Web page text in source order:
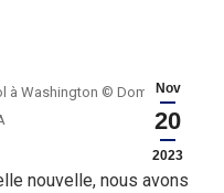
Nov
20
2023
à Washington © Dominique
nouvelle, nous avons